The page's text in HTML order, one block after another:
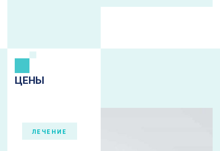
ЦЕНЫ
ЛЕЧЕНИЕ